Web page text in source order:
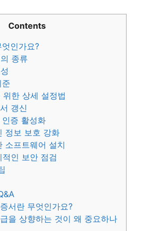
Contents
인가요?
종류
한 상세 설정법
갱신
증 활성화
정보 보호 강화
소프트웨어 설치
인 보안 점검
서란 무엇인가요?
을 상향하는 것이 왜 중요하나